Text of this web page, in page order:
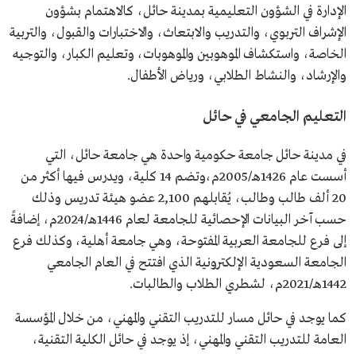
الإدارة في الشؤون التعليمية بمدينة حائل، كالاهتمام بشؤون
الإشراف التربوي، والتدريب والابتعاث، والاختبارات والقبول، والتربية
الخاصة، واستكشاف الموهوبين والموهوبات، وتعليم الكبار، والتوجيه
والإرشاد، والنشاط الطلابي، ورياض الأطفال.
التعليم الجامعي في حائل
في مدينة حائل جامعة حكومية واحدة هي جامعة حائل، التي
أسست عام 1426هـ/2005م،وتضم 14 كلية، ويدرس فيها أكثر من
20 ألف طالب وطالب، يُقابلهم 2,100 عضو هيئة تدريس وذلك
حسب آخر البيانات الإحصائية للجامعة لعام 1446هـ/2024م، إضافةً
إلى فرع للجامعة العربية المفتوحة، وهي جامعة أهلية، وكذلك فرع
الجامعة السعودية الإلكترونية الذي افتتح في العام الجامعي
1442هـ/2021م، لشطري الطلاب والطالبات.
كما يوجد في حائل مسار للتدريب التقني والمهني، من خلال المؤسسة
العامة للتدريب التقني والمهني، إذ يوجد في حائل الكلية التقنية،